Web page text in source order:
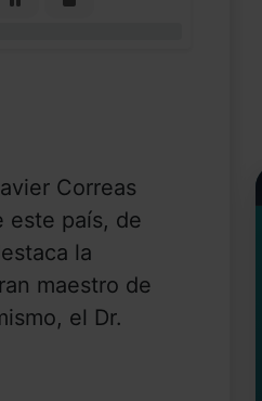
Correas
este país, de
la
maestro de
el Dr.